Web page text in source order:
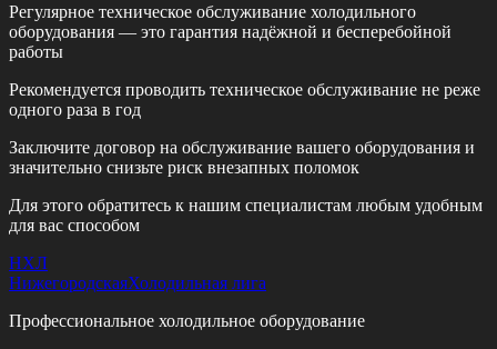
Регулярное техническое обслуживание холодильного
оборудования — это гарантия надёжной и бесперебойной
работы
Рекомендуется проводить техническое обслуживание не реже
одного раза в год
Заключите договор на обслуживание вашего оборудования и
значительно снизьте риск внезапных поломок
Для этого обратитесь к нашим специалистам любым удобным
для вас способом
НХЛ
НижегородскаяХолодильная лига
Профессиональное холодильное оборудование